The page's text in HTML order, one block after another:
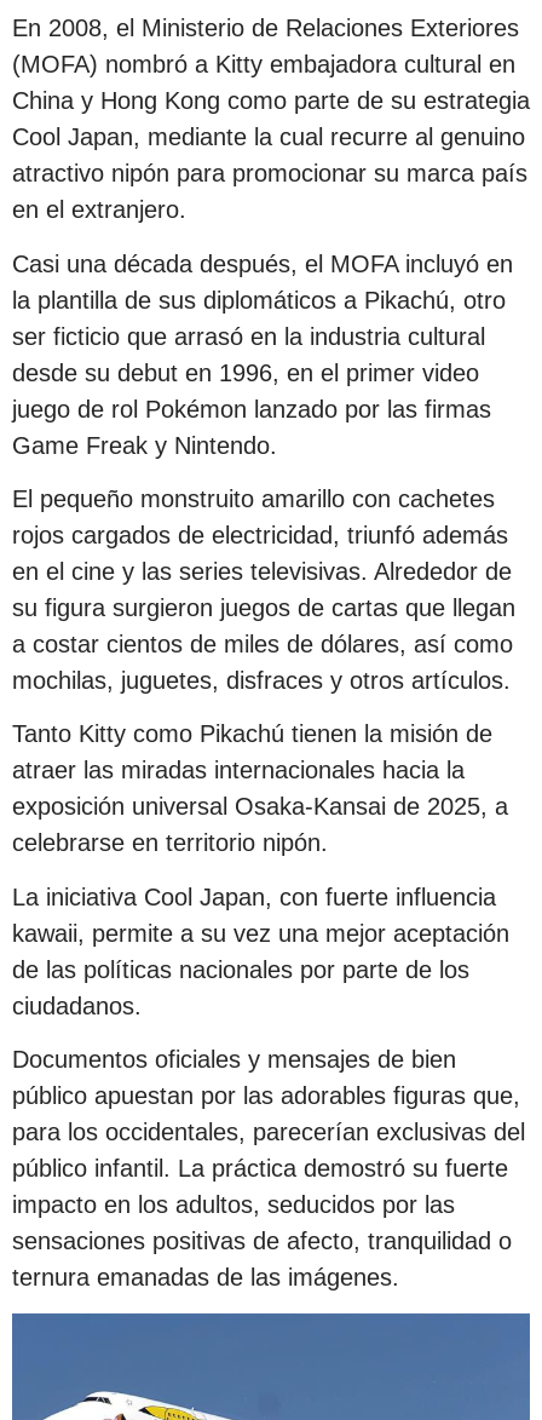
En 2008, el Ministerio de Relaciones Exteriores
(MOFA) nombró a Kitty embajadora cultural en
China y Hong Kong como parte de su estrategia
Cool Japan, mediante la cual recurre al genuino
atractivo nipón para promocionar su marca país
en el extranjero.
Casi una década después, el MOFA incluyó en
la plantilla de sus diplomáticos a Pikachú, otro
ser ficticio que arrasó en la industria cultural
desde su debut en 1996, en el primer video
juego de rol Pokémon lanzado por las firmas
Game Freak y Nintendo.
El pequeño monstruito amarillo con cachetes
rojos cargados de electricidad, triunfó además
en el cine y las series televisivas. Alrededor de
su figura surgieron juegos de cartas que llegan
a costar cientos de miles de dólares, así como
mochilas, juguetes, disfraces y otros artículos.
Tanto Kitty como Pikachú tienen la misión de
atraer las miradas internacionales hacia la
exposición universal Osaka-Kansai de 2025, a
celebrarse en territorio nipón.
La iniciativa Cool Japan, con fuerte influencia
kawaii, permite a su vez una mejor aceptación
de las políticas nacionales por parte de los
ciudadanos.
Documentos oficiales y mensajes de bien
público apuestan por las adorables figuras que,
para los occidentales, parecerían exclusivas del
público infantil. La práctica demostró su fuerte
impacto en los adultos, seducidos por las
sensaciones positivas de afecto, tranquilidad o
ternura emanadas de las imágenes.